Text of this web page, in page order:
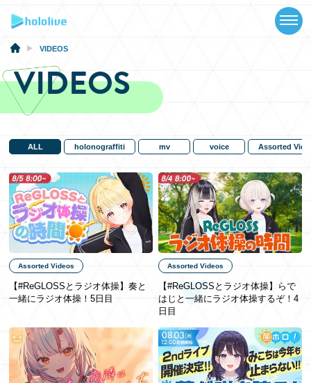
ABOUT
TALENT
SCHEDULE
EVENTS
VIDEOS
MUSIC
MERCH
SPECIAL
日本語
VIDEOS
VIDEOS
ALL holonograffiti mv voice Assorted
Assorted Videos
【#ReGLOSSとラジオ体操】奏と
一緒にラジオ体操！5日目
Assorted Videos
【#ReGLOSSとラジオ体操】らで
はじと一緒にラジオ体操するぞ！4
日目